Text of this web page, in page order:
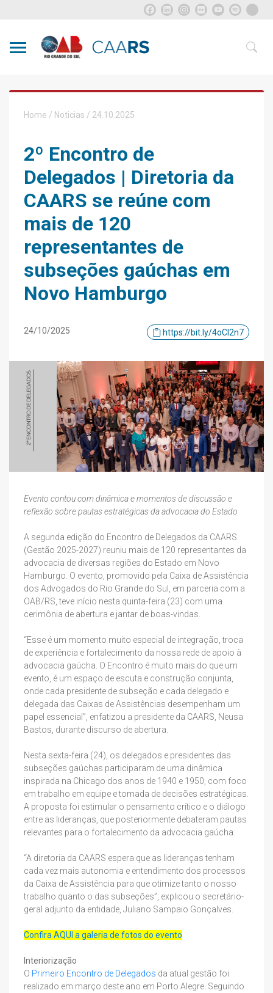
Home / Noticias / 24.10.2025
2º Encontro de
Delegados | Diretoria da
CAARS se reúne com
mais de 120
representantes de
subseções gaúchas em
Novo Hamburgo
24/10/2025 https://bit.ly/4oCl2n7
Evento contou com dinâmica e momentos de discussão e
reflexão sobre pautas estratégicas da advocacia do Estado
A segunda edição do Encontro de Delegados da CAARS
(Gestão 2025-2027) reuniu mais de 120 representantes da
advocacia de diversas regiões do Estado em Novo
Hamburgo. O evento, promovido pela Caixa de Assistência
dos Advogados do Rio Grande do Sul, em parceria com a
OAB/RS, teve início nesta quinta-feira (23) com uma
cerimônia de abertura e jantar de boas-vindas.
“Esse é um momento muito especial de integração, troca
de experiência e fortalecimento da nossa rede de apoio à
advocacia gaúcha. O Encontro é muito mais do que um
evento, é um espaço de escuta e construção conjunta,
onde cada presidente de subseção e cada delegado e
delegada das Caixas de Assistências desempenham um
papel essencial”, enfatizou a presidente da CAARS, Neusa
Bastos, durante discurso de abertura.
Nesta sexta-feira (24), os delegados e presidentes das
subseções gaúchas participaram de uma dinâmica
inspirada na Chicago dos anos de 1940 e 1950, com foco
em trabalho em equipe e tomada de decisões estratégicas.
A proposta foi estimular o pensamento crítico e o diálogo
entre as lideranças, que posteriormente debateram pautas
relevantes para o fortalecimento da advocacia gaúcha.
“A diretoria da CAARS espera que as lideranças tenham
cada vez mais autonomia e entendimento dos processos
da Caixa de Assistência para que otimize tanto o nosso
trabalho quanto o das subseções”, explicou o secretário-
geral adjunto da entidade, Juliano Sampaio Gonçalves.
Confira AQUI a galeria de fotos do evento
Interiorização
O Primeiro Encontro de Delegados da atual gestão foi
realizado em março deste ano em Porto Alegre. Seguindo